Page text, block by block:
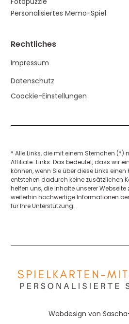
Personalisiertes Memo-Spiel
Rechtliches
Impressum
Datenschutz
Coockie-Einstellungen
* Alle Links, die mit einem Sternchen (*)
Affiliate-Links. Das bedeutet, dass wir
können, wenn Sie über diese Links einen
entstehen dadurch keine zusätzlichen
helfen uns, die Inhalte unserer
weiterhin hochwertige Informationen
für Ihre Unterstützung.
Webdesign von